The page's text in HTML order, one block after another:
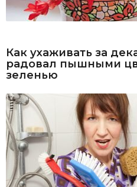
Как ухаживать за
радовал пышными
зеленью